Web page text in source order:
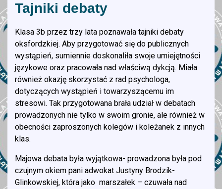
Tajniki debaty
Klasa 3b przez trzy lata poznawała tajniki debaty
oksfordzkiej. Aby przygotować się do publicznych
wystąpień, sumiennie doskonaliła swoje umiejętności
językowe oraz pracowała nad właściwą dykcją. Miała
również okazję skorzystać z rad psychologa,
dotyczących wystąpień i towarzyszącemu im
stresowi. Tak przygotowana brała udział w debatach
prowadzonych nie tylko w swoim gronie, ale również w
obecności zaproszonych kolegów i koleżanek z innych
klas.
Majowa debata była wyjątkowa- prowadzona była pod
czujnym okiem pani adwokat Justyny Brodzik-
Glinkowskiej, która jako marszałek – czuwała nad